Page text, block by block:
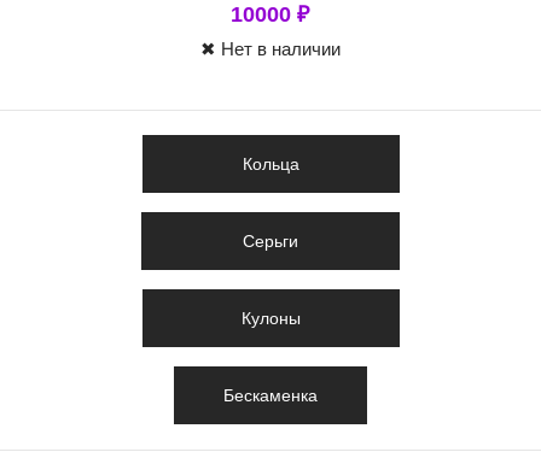
10000 ₽
✖ Нет в наличии
Кольца
Серьги
Кулоны
Бескаменка